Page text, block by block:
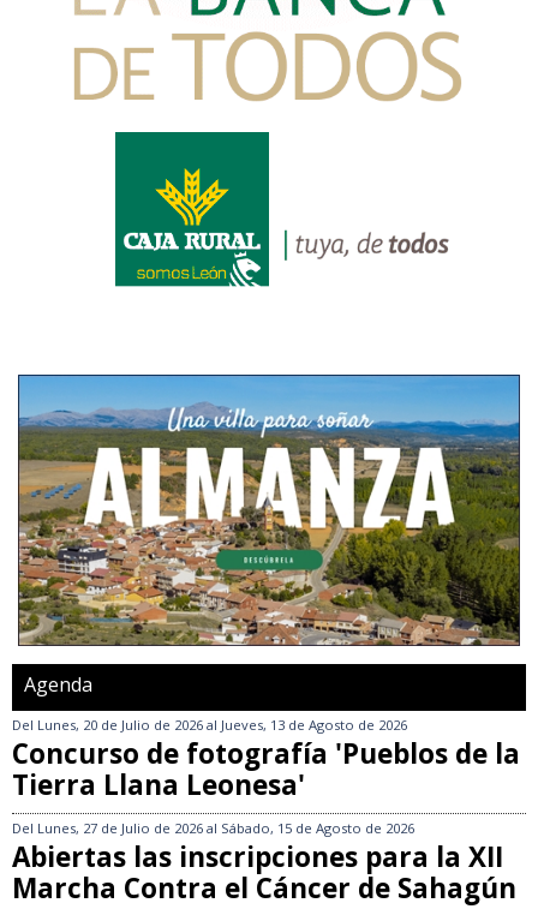
Agenda
Del Lunes, 20 de Julio de 2026 al Jueves, 13 de Agosto de 2026
Concurso de fotografía 'Pueblos de la
Tierra Llana Leonesa'
Del Lunes, 27 de Julio de 2026 al Sábado, 15 de Agosto de 2026
Abiertas las inscripciones para la XII
Marcha Contra el Cáncer de Sahagún